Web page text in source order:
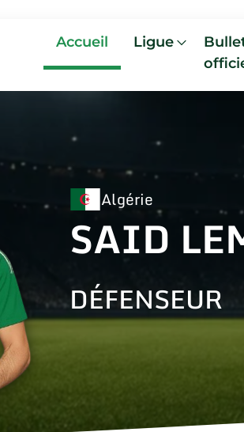
Accueil Ligue
Algérie
SAID
DÉFENSEUR